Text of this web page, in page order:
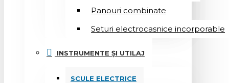
Panouri combinate
Seturi electrocasnice incorporable
INSTRUMENTE ȘI UTILAJ
SCULE ELECTRICE